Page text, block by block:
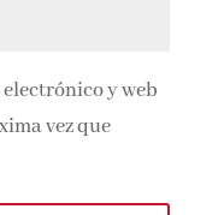
y web
vez que